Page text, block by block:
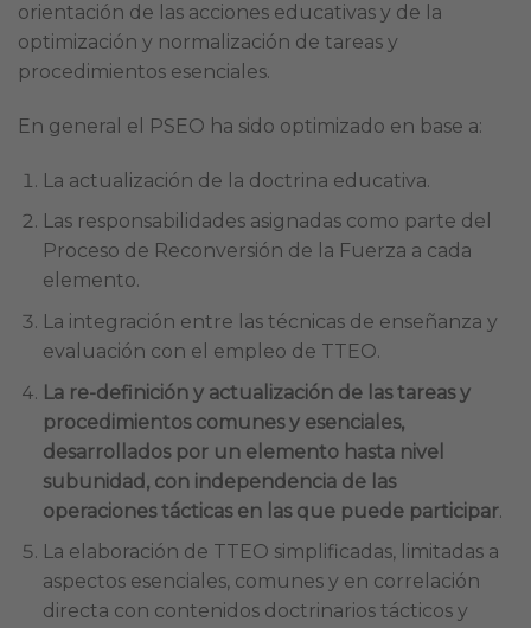
orientación de las acciones educativas y de la
optimización y normalización de tareas y
procedimientos esenciales.
En general el PSEO ha sido optimizado en base a:
La actualización de la doctrina educativa.
Las responsabilidades asignadas como parte del
Proceso de Reconversión de la Fuerza a cada
elemento.
La integración entre las técnicas de enseñanza y
evaluación con el empleo de TTEO.
La re-definición y actualización de las tareas y
procedimientos comunes y esenciales,
desarrollados por un elemento hasta nivel
subunidad, con independencia de las
operaciones tácticas en las que puede participar.
La elaboración de TTEO simplificadas, limitadas a
aspectos esenciales, comunes y en correlación
directa con contenidos doctrinarios tácticos y